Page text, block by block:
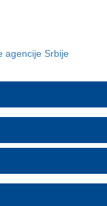
agencije Srbije